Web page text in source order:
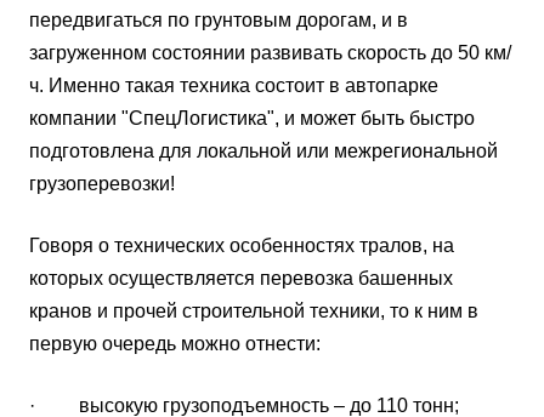
передвигаться по грунтовым дорогам, и в
загруженном состоянии развивать скорость до 50 км/
ч. Именно такая техника состоит в автопарке
компании "СпецЛогистика", и может быть быстро
подготовлена для локальной или межрегиональной
грузоперевозки!
Говоря о технических особенностях тралов, на
которых осуществляется перевозка башенных
кранов и прочей строительной техники, то к ним в
первую очередь можно отнести:
· высокую грузоподъемность – до 110 тонн;